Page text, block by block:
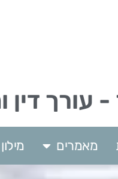
- עורך דין
מאמרים